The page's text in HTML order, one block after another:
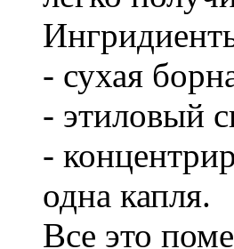
- сухая
- этиловый
-
одна капля.
Все это